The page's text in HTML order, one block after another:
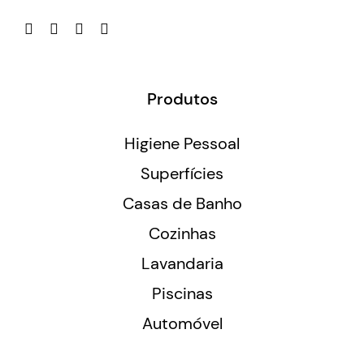
Produtos
Higiene Pessoal
Superfícies
Casas de Banho
Cozinhas
Lavandaria
Piscinas
Automóvel